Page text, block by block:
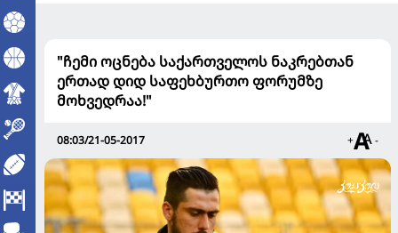
"ჩემი ოცნება საქართველოს ნაკრებთან
ერთად დიდ საფეხბურთო ფორუმზე
მოხვედრაა!"
08:03/21-05-2017 + -